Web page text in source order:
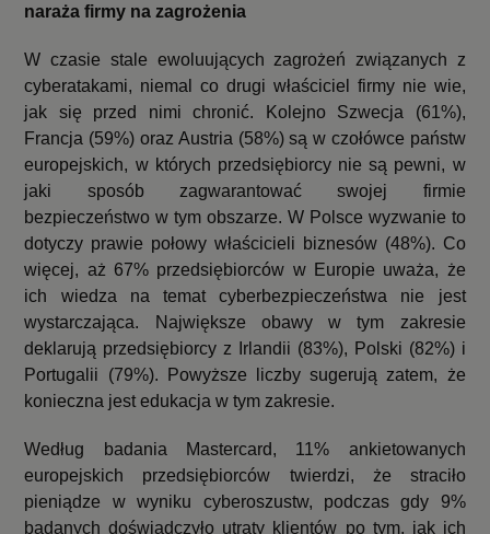
naraża firmy na zagrożenia
W czasie stale ewoluujących zagrożeń związanych z
cyberatakami, niemal co drugi właściciel firmy nie wie,
jak się przed nimi chronić. Kolejno Szwecja (61%),
Francja (59%) oraz Austria (58%) są w czołówce państw
europejskich, w których przedsiębiorcy nie są pewni, w
jaki sposób zagwarantować swojej firmie
bezpieczeństwo w tym obszarze. W Polsce wyzwanie to
dotyczy prawie połowy właścicieli biznesów (48%). Co
więcej, aż 67% przedsiębiorców w Europie uważa, że
ich wiedza na temat cyberbezpieczeństwa nie jest
wystarczająca. Największe obawy w tym zakresie
deklarują przedsiębiorcy z Irlandii (83%), Polski (82%) i
Portugalii (79%). Powyższe liczby sugerują zatem, że
konieczna jest edukacja w tym zakresie.
Według badania Mastercard, 11% ankietowanych
europejskich przedsiębiorców twierdzi, że straciło
pieniądze w wyniku cyberoszustw, podczas gdy 9%
badanych doświadczyło utraty klientów po tym, jak ich